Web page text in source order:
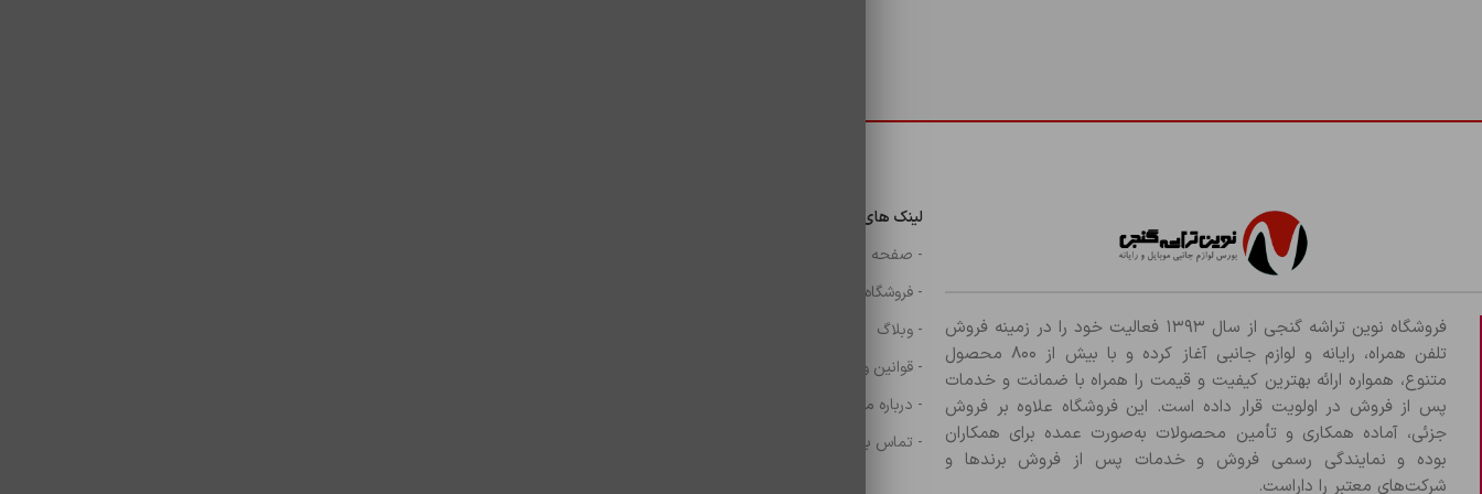
فروشگاه نوین تراشه گنجی از سال ۱۳۹۳ فعالیت خود را در زمینه فروش
تلفن همراه، رایانه و لوازم جانبی آغاز کرده و با بیش از ۸۰۰ محصول
متنوع، همواره ارائه بهترین کیفیت و قیمت را همراه با ضمانت و خدمات
پس از فروش در اولویت قرار داده است. این فروشگاه علاوه بر فروش
جزئی، آماده همکاری و تأمین محصولات به‌صورت عمده برای همکاران
بوده و نمایندگی رسمی فروش و خدمات پس از فروش برندها و
شرکت‌های معتبر را داراست.
لینک های مهم
- صفحه اصلی
- فروشگاه
- وبلاگ
- قوانین و مقررات
- درباره ما
- تماس با ما